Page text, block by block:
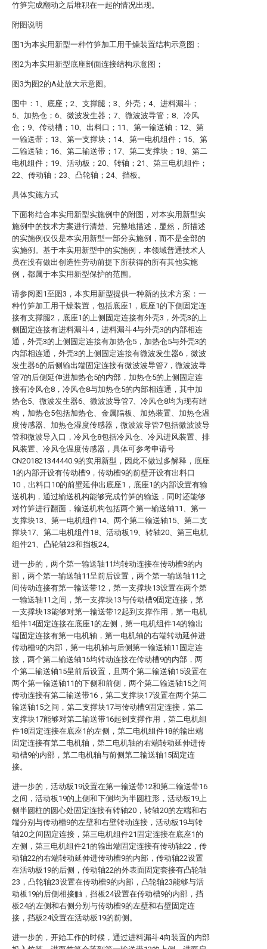
竹笋完成翻动之后堆积在一起的情况出现。
附图说明
图1为本实用新型一种竹笋加工用干燥装置结构示意图；
图2为本实用新型底座剖面连接结构示意图；
图3为图2的A处放大示意图。
图中：1、底座；2、支撑腿；3、外壳；4、进料漏斗；
5、加热仓；6、微波发生器；7、微波波导管；8、冷风
仓；9、传动槽；10、出料口；11、第一输送轴；12、第
一输送带；13、第一支撑块；14、第一电机组件；15、第
二输送轴；16、第二输送带；17、第二支撑块；18、第二
电机组件；19、活动板；20、转轴；21、第三电机组件；
22、传动轴；23、凸轮轴；24、挡板。
具体实施方式
下面将结合本实用新型实施例中的附图，对本实用新型实
施例中的技术方案进行清楚、完整地描述，显然，所描述
的实施例仅仅是本实用新型一部分实施例，而不是全部的
实施例。基于本实用新型中的实施例，本领域普通技术人
员在没有做出创造性劳动前提下所获得的所有其他实施
例，都属于本实用新型保护的范围。
请参阅图1至图3，本实用新型提供一种新的技术方案：一
种竹笋加工用干燥装置，包括底座1，底座1的下侧固定连
接有支撑腿2，底座1的上侧固定连接有外壳3，外壳3的上
侧固定连接有进料漏斗4，进料漏斗4与外壳3的内部相连
通，外壳3的上侧固定连接有加热仓5，加热仓5与外壳3的
内部相连通，外壳3的上侧固定连接有微波发生器6，微波
发生器6的后侧输出端固定连接有微波波导管7，微波波导
管7的后侧延伸进加热仓5的内部，加热仓5的上侧固定连
接有冷风仓8，冷风仓8与加热仓5的内部相连通，其中加
热仓5、微波发生器6、微波波导管7、冷风仓8均为现有结
构，加热仓5包括加热仓、金属隔板、加热装置、加热仓温
度传感器、加热仓湿度传感器，微波波导管7包括微波波导
管和微波导入口，冷风仓8包括冷风仓、冷风进风装置、排
风装置、冷风仓温度传感器，具体可参考申请号
CN201821344440.9的实用新型，因此不做过多解释，底座
1的内部开设有传动槽9，传动槽9的前壁开设有出料口
10，出料口10的前壁延伸出底座1，底座1的内部设置有输
送机构，通过输送机构能够完成竹笋的输送，同时还能够
对竹笋进行翻面，输送机构包括两个第一输送轴11、第一
支撑块13、第一电机组件14、两个第二输送轴15、第二支
撑块17、第二电机组件18、活动板19、转轴20、第三电机
组件21、凸轮轴23和挡板24。
进一步的，两个第一输送轴11均转动连接在传动槽9的内
部，两个第一输送轴11呈前后设置，两个第一输送轴11之
间传动连接有第一输送带12，第一支撑块13设置在两个第
一输送轴11之间，第一支撑块13与传动槽9固定连接，第
一支撑块13能够对第一输送带12起到支撑作用，第一电机
组件14固定连接在底座1的左侧，第一电机组件14的输出
端固定连接有第一电机轴，第一电机轴的右端转动延伸进
传动槽9的内部，第一电机轴与后侧第一输送轴11固定连
接，两个第二输送轴15均转动连接在传动槽9的内部，两
个第二输送轴15呈前后设置，且两个第二输送轴15设置在
两个第一输送轴11的下侧和前侧，两个第二输送轴15之间
传动连接有第二输送带16，第二支撑块17设置在两个第二
输送轴15之间，第二支撑块17与传动槽9固定连接，第二
支撑块17能够对第二输送带16起到支撑作用，第二电机组
件18固定连接在底座1的左侧，第二电机组件18的输出端
固定连接有第二电机轴，第二电机轴的右端转动延伸进传
动槽9的内部，第二电机轴与前侧第二输送轴15固定连
接。
进一步的，活动板19设置在第一输送带12和第二输送带16
之间，活动板19的上侧和下侧均为半圆柱形，活动板19上
侧半圆柱的圆心处固定连接有转轴20，转轴20的左端和右
端分别与传动槽9的左壁和右壁转动连接，活动板19与转
轴20之间固定连接，第三电机组件21固定连接在底座1的
左侧，第三电机组件21的输出端固定连接有传动轴22，传
动轴22的右端转动延伸进传动槽9的内部，传动轴22设置
在活动板19的后侧，传动轴22的外表面固定套接有凸轮轴
23，凸轮轴23设置在传动槽9的内部，凸轮轴23能够与活
动板19的后侧相接触，挡板24设置在传动槽9的内部，挡
板24的左侧和右侧分别与传动槽9的左壁和右壁固定连
接，挡板24设置在活动板19的前侧。
进一步的，开始工作的时候，通过进料漏斗4向装置的内部